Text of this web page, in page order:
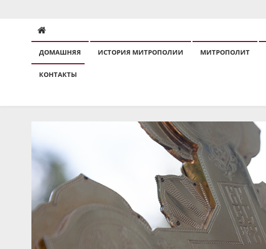
ДОМАШНЯЯ ИСТОРИЯ МИТРОПОЛИИ МИТРОПОЛИТ
КОНТАКТЫ